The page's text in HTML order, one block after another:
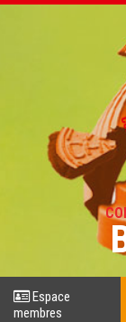
Espace
membres